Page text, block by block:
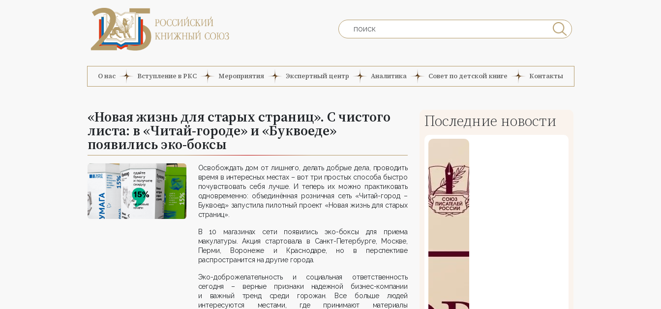
О нас Вступление в РКС Мероприятия Экспертный центр Аналитика Совет по детской книге Контакты
«Новая жизнь для старых страниц». С чистого
листа: в «Читай-городе» и «Буквоеде»
появились эко-боксы
Освобождать дом от лишнего, делать добрые дела, проводить
время в интересных местах – вот три простых способа быстро
почувствовать себя лучше. И теперь их можно практиковать
одновременно: объединённая розничная сеть «Читай-город –
Буквоед» запустила пилотный проект «Новая жизнь для старых
страниц».
В 10 магазинах сети появились эко-боксы для приема
макулатуры. Акция стартовала в Санкт-Петербурге, Москве,
Перми, Воронеже и Краснодаре, но в перспективе
распространится на другие города.
Эко-доброжелательность и социальная ответственность
сегодня – верные признаки надежной бизнес-компании
и важный тренд среди горожан. Все больше людей
интересуются местами, где принимают материалы
Последние новости